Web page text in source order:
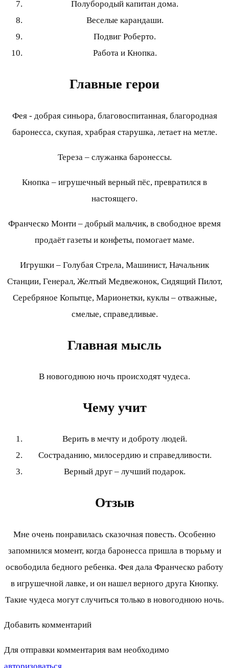
Полубородый капитан дома.
Веселые карандаши.
Подвиг Роберто.
Работа и Кнопка.
Главные герои
Фея - добрая синьора, благовоспитанная, благородная
баронесса, скупая, храбрая старушка, летает на метле.
Тереза – служанка баронессы.
Кнопка – игрушечный верный пёс, превратился в
настоящего.
Франческо Монти – добрый мальчик, в свободное время
продаёт газеты и конфеты, помогает маме.
Игрушки – Голубая Стрела, Машинист, Начальник
Станции, Генерал, Желтый Медвежонок, Сидящий Пилот,
Серебряное Копытце, Марионетки, куклы – отважные,
смелые, справедливые.
Главная мысль
В новогоднюю ночь происходят чудеса.
Чему учит
Верить в мечту и доброту людей.
Состраданию, милосердию и справедливости.
Верный друг – лучший подарок.
Отзыв
Мне очень понравилась сказочная повесть. Особенно
запомнился момент, когда баронесса пришла в тюрьму и
освободила бедного ребенка. Фея дала Франческо работу
в игрушечной лавке, и он нашел верного друга Кнопку.
Такие чудеса могут случиться только в новогоднюю ночь.
Добавить комментарий
Для отправки комментария вам необходимо
авторизоваться